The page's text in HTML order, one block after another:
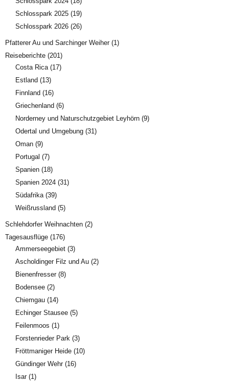
Schlosspark 2025 (19)
Schlosspark 2026 (26)
Pfatterer Au und Sarchinger Weiher(1)
Reiseberichte (201)
Costa Rica(17)
Estland (13)
Finnland (16)
Griechenland (6)
Norderney und Naturschutzgebiet Leyhörn (9)
Odertal und Umgebung (31)
Oman (9)
Portugal (7)
Spanien (18)
Spanien 2024 (31)
Südafrika(39)
Weißrussland (5)
Schlehdorfer Weihnachten (2)
Tagesausflüge (176)
Ammerseegebiet (3)
Ascholdinger Filz und Au (2)
Bienenfresser(8)
Bodensee (2)
Chiemgau (14)
Echinger Stausee (5)
Feilenmoos (1)
Forstenrieder Park (3)
Fröttmaniger Heide (10)
Gündinger Wehr(16)
Isar(1)